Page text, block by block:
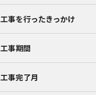
工事を行ったきっかけ
工事期間
工事完了月